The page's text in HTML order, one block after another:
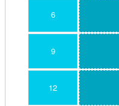
6
9
12